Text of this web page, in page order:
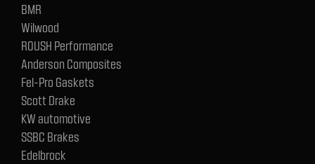
BMR
Wilwood
ROUSH Performance
Anderson Composites
Fel-Pro Gaskets
Scott Drake
KW automotive
SSBC Brakes
Edelbrock